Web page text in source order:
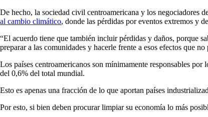
De hecho, la sociedad civil centroamericana y los negociadores
al cambio climático, donde las pérdidas por eventos extremos y
“El acuerdo tiene que también incluir pérdidas y daños, porque
preparar a las comunidades y hacerle frente a esos efectos que
Los países centroamericanos son mínimamente responsables
del 0,6% del total mundial.
Esto es apenas una fracción de lo que aportan países
Por esto, si bien deben procurar limpiar su economía lo más